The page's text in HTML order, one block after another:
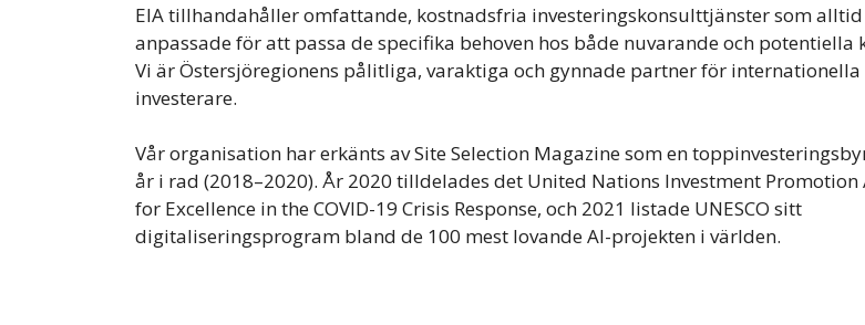
EIA tillhandahåller omfattande, kostnadsfria investeringskonsulttjänster som
anpassade för att passa de specifika behoven hos både nuvarande och potentiella
Vi är Östersjöregionens pålitliga, varaktiga och gynnade partner för internationella
investerare.
Vår organisation har erkänts av Site Selection Magazine som en
år i rad (2018–2020). År 2020 tilldelades det United Nations Investment Promotion
for Excellence in the COVID-19 Crisis Response, och 2021 listade UNESCO sitt
digitaliseringsprogram bland de 100 mest lovande AI-projekten i världen.